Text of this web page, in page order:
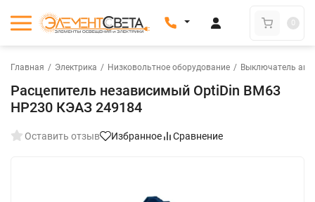
0
Главная / Электрика / Низковольтное оборудование / Выключатель
Расцепитель независимый OptiDin BM63
НР230 КЭАЗ 249184
Оставить отзыв Избранное Сравнение